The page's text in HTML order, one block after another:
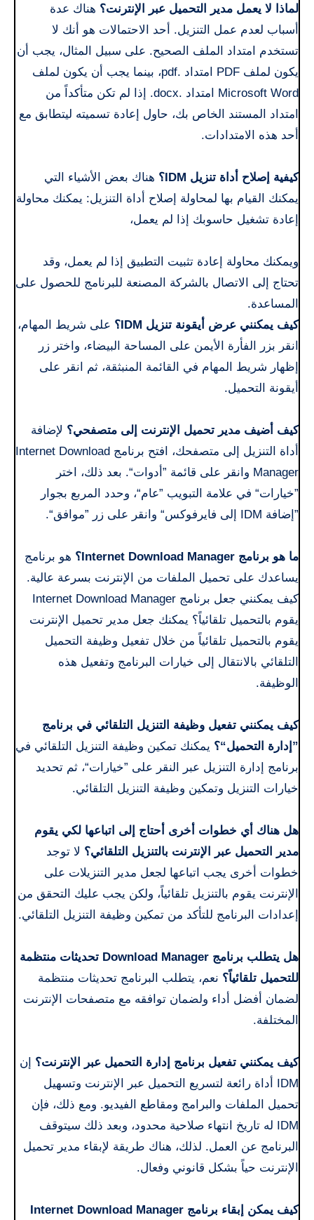
لماذا لا يعمل مدير التحميل عبر الإنترنت؟ هناك عدة
أسباب لعدم عمل التنزيل. أحد الاحتمالات هو أنك لا
تستخدم امتداد الملف الصحيح. على سبيل المثال، يجب أن
يكون لملف PDF امتداد .pdf، بينما يجب أن يكون لملف
Microsoft Word امتداد .docx. إذا لم تكن متأكداً من
امتداد المستند الخاص بك، حاول إعادة تسميته ليتطابق مع
أحد هذه الامتدادات.
كيفية إصلاح أداة تنزيل IDM؟
هناك بعض الأشياء التي
يمكنك القيام بها لمحاولة إصلاح أداة التنزيل: يمكنك محاولة
إعادة تشغيل حاسوبك إذا لم يعمل،
ويمكنك محاولة إعادة تثبيت التطبيق إذا لم يعمل، وقد
تحتاج إلى الاتصال بالشركة المصنعة للبرنامج للحصول على
المساعدة.
كيف يمكنني عرض أيقونة تنزيل IDM؟
على شريط المهام،
انقر بزر الفأرة الأيمن على المساحة البيضاء، واختر زر
إظهار شريط المهام في القائمة المنبثقة، ثم انقر على
أيقونة التحميل.
كيف أضيف مدير تحميل الإنترنت إلى متصفحي؟ لإضافة
أداة التنزيل إلى متصفحك، افتح برنامج Internet Download
Manager وانقر على قائمة ”أدوات“. بعد ذلك، اختر
”خيارات“ في علامة التبويب ”عام“، وحدد المربع بجوار
”إضافة IDM إلى فايرفوكس“ وانقر على زر ”موافق“.
ما هو برنامج Internet Download Manager؟
هو برنامج
يساعدك على تحميل الملفات من الإنترنت بسرعة عالية.
كيف يمكنني جعل برنامج Internet Download Manager
يقوم بالتحميل تلقائياً؟ يمكنك جعل مدير تحميل الإنترنت
يقوم بالتحميل تلقائياً من خلال تفعيل وظيفة التحميل
التلقائي بالانتقال إلى خيارات البرنامج وتفعيل هذه
الوظيفة.
كيف يمكنني تفعيل وظيفة التنزيل التلقائي في برنامج
”إدارة التحميل“؟ يمكنك تمكين وظيفة التنزيل التلقائي في
برنامج إدارة التنزيل عبر النقر على ”خيارات“، ثم تحديد
خيارات التنزيل وتمكين وظيفة التنزيل التلقائي.
هل هناك أي خطوات أخرى أحتاج إلى اتباعها لكي يقوم
مدير التحميل عبر الإنترنت بالتنزيل التلقائي؟ لا توجد
خطوات أخرى يجب اتباعها لجعل مدير التنزيلات على
الإنترنت يقوم بالتنزيل تلقائياً، ولكن يجب عليك التحقق من
إعدادات البرنامج للتأكد من تمكين وظيفة التنزيل التلقائي.
هل يتطلب برنامج Download Manager تحديثات منتظمة
للتحميل تلقائياً؟ نعم، يتطلب البرنامج تحديثات منتظمة
لضمان أفضل أداء ولضمان توافقه مع متصفحات الإنترنت
المختلفة.
كيف يمكنني تفعيل برنامج إدارة التحميل عبر الإنترنت؟ إن
IDM أداة رائعة لتسريع التحميل عبر الإنترنت وتسهيل
تحميل الملفات والبرامج ومقاطع الفيديو. ومع ذلك، فإن
IDM له تاريخ انتهاء صلاحية محدود، وبعد ذلك سيتوقف
البرنامج عن العمل. لذلك، هناك طريقة لإبقاء مدير تحميل
الإنترنت حياً بشكل قانوني وفعال.
كيف يمكن إبقاء برنامج Internet Download Manager